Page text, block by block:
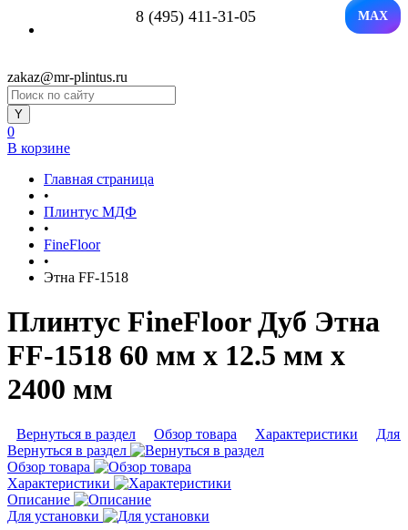
8 (495) 411-31-05 MAX
zakaz@mr-plintus.ru
0
В корзине
Главная страница
•
Плинтус МДФ
•
FineFloor
•
Этна FF-1518
Плинтус FineFloor Дуб Этна
FF-1518 60 мм х 12.5 мм х
2400 мм
Вернуться в раздел Обзор товара Характеристики
Для
Вернуться в раздел
Обзор товара
Характеристики
Описание
Для установки